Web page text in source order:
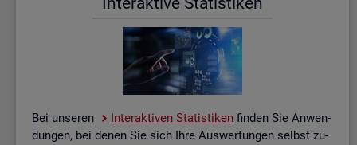
Bei un­se­ren In­ter­ak­ti­ven Sta­tis­ti­ken fin­den Sie An­wen­
dun­gen, bei denen Sie sich Ihre Aus­wer­tun­gen selbst zu­